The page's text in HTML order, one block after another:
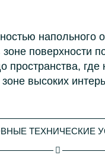
напольного
зоне поверхности
пространства,
высоких
ТЕХНИЧЕСКИЕ